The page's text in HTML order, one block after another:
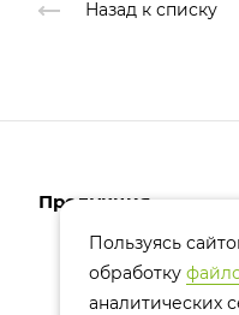
Назад к списку
Продукция
Белковые продукты
Комбикорма и
Пользуясь
обработку
аналитических